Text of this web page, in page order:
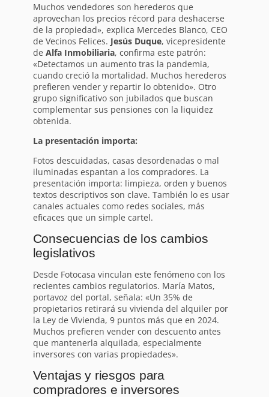
Muchos vendedores son herederos que
aprovechan los precios récord para deshacerse
de la propiedad», explica Mercedes Blanco, CEO
de Vecinos Felices. Jesús Duque, vicepresidente
de Alfa Inmobiliaria, confirma este patrón:
«Detectamos un aumento tras la pandemia,
cuando creció la mortalidad. Muchos herederos
prefieren vender y repartir lo obtenido». Otro
grupo significativo son jubilados que buscan
complementar sus pensiones con la liquidez
obtenida.
La presentación importa:
Fotos descuidadas, casas desordenadas o mal
iluminadas espantan a los compradores. La
presentación importa: limpieza, orden y buenos
textos descriptivos son clave. También lo es usar
canales actuales como redes sociales, más
eficaces que un simple cartel.
Consecuencias de los cambios
legislativos
Desde Fotocasa vinculan este fenómeno con los
recientes cambios regulatorios. María Matos,
portavoz del portal, señala: «Un 35% de
propietarios retirará su vivienda del alquiler por
la Ley de Vivienda, 9 puntos más que en 2024.
Muchos prefieren vender con descuento antes
que mantenerla alquilada, especialmente
inversores con varias propiedades».
Ventajas y riesgos para
compradores e inversores